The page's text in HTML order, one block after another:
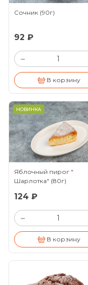
Сочник (90г)
92 ₽
–
В корзину
НОВИНКА
Яблочный пирог "
Шарлотка" (80г)
124 ₽
–
В корзину